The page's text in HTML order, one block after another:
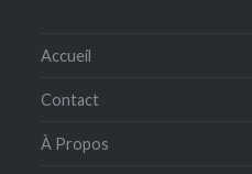
Accueil
Contact
À Propos